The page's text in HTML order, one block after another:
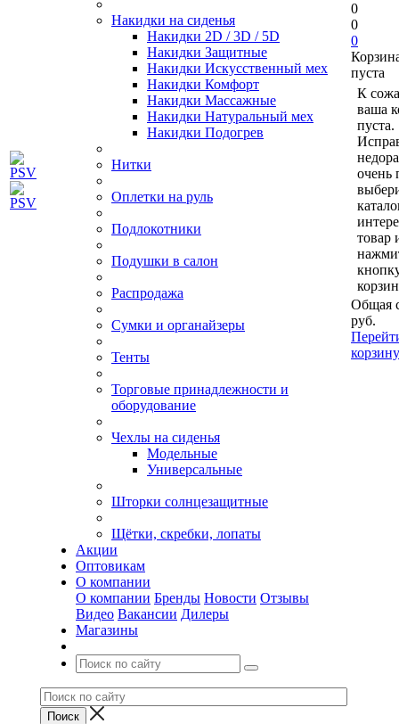
Накидки на сиденья
Накидки 2D / 3D / 5D
Накидки Защитные
Накидки Искусственный мех
Накидки Комфорт
Накидки Массажные
Накидки Натуральный мех
Накидки Подогрев
Нитки
Оплетки на руль
Подлокотники
Подушки в салон
Распродажа
Сумки и органайзеры
Тенты
Торговые принадлежности и
оборудование
Чехлы на сиденья
Модельные
Универсальные
Шторки солнцезащитные
Щётки, скребки, лопаты
Акции
Оптовикам
О компании
О компании Бренды Новости Отзывы
Видео Вакансии Дилеры
Магазины
0
0
0
пуста
К
ваша
пуста.
очень
товар
Общая
руб.
корзину